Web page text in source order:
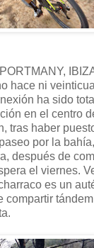
hace ni
ha sido
en el centro
tras haber
por la
después de
el viernes.
es un
compartir